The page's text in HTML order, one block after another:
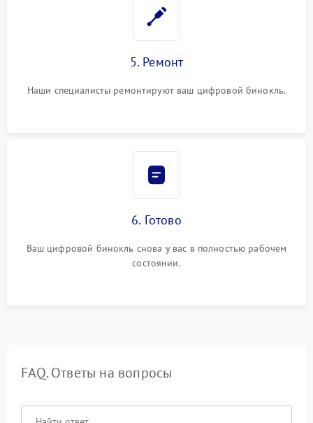
5. Ремонт
Наши специалисты ремонтируют ваш цифровой бинокль.
6. Готово
Ваш цифровой бинокль снова у вас в полностью рабочем
состоянии.
FAQ. Ответы на вопросы